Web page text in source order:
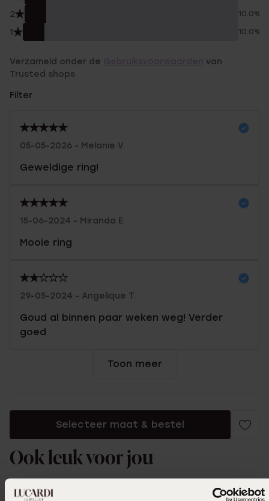
2 10.0%
1 10.0%
Verzameld onder de
van
Trusted shops
Filter
05-05-2026 - Melanie V.
Geweldige ring!
15-06-2024 - Miranda E.
Mooie ring
29-05-2024 - Angelique T.
Goud al binnen paar weken weg! Verder
goed
Toon meer
Selecteer maat & bestel
Ook leuk voor jou